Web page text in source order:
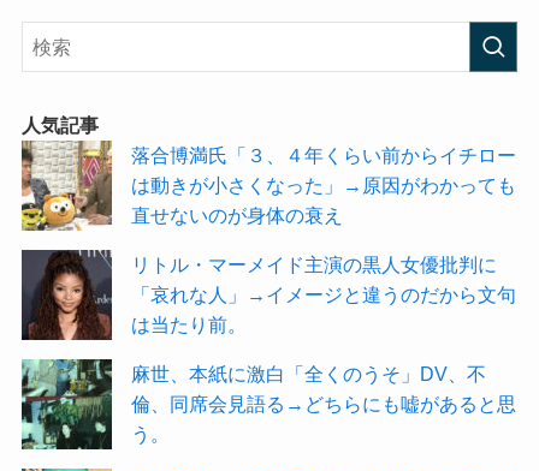
人気記事
落合博満氏「３、４年くらい前からイチロー
は動きが小さくなった」→原因がわかっても
直せないのが身体の衰え
リトル・マーメイド主演の黒人女優批判に
「哀れな人」→イメージと違うのだから文句
は当たり前。
麻世、本紙に激白「全くのうそ」DV、不
倫、同席会見語る→どちらにも嘘があると思
う。